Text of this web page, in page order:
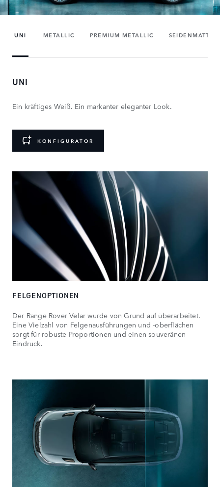
UNI METALLIC PREMIUM METALLIC SEIDENMATT
UNI
Ein kräftiges Weiß. Ein markanter eleganter Look.
KONFIGURATOR
FELGENOPTIONEN
Der Range Rover Velar wurde von Grund auf überarbeitet.
Eine Vielzahl von Felgenausführungen und -oberflächen
sorgt für robuste Proportionen und einen souveränen
Eindruck.